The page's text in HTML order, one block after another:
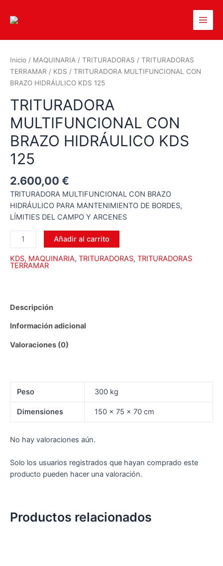
Inicio / MAQUINARIA / TRITURADORAS / TRITURADORAS
TERRAMAR / KDS / TRITURADORA MULTIFUNCIONAL CON
BRAZO HIDRÁULICO KDS 125
TRITURADORA
MULTIFUNCIONAL CON
BRAZO HIDRÁULICO KDS
125
2.600,00 €
TRITURADORA MULTIFUNCIONAL CON BRAZO
HIDRÁULICO PARA MANTENIMIENTO DE BORDES,
LÍMITIES DEL CAMPO Y ARCENES
Añadir al carrito
KDS, MAQUINARIA, TRITURADORAS, TRITURADORAS
TERRAMAR
Descripción
Información adicional
Valoraciones (0)
Peso 300 kg
Dimensiones 150 × 75 × 70 cm
No hay valoraciones aún.
Solo los usuarios registrados que hayan comprado este
producto pueden hacer una valoración.
Productos relacionados